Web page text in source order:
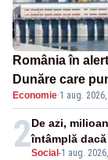
România în
Dunăre care
cunoscută de
Economie·1 aug.
2Social -1 aug.
De azi,
întâmplă